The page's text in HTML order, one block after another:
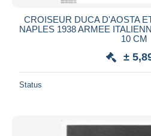
CROISEUR DUCA D'AOSTA
NAPLES 1938 ARMEE
10 CM
±
Status